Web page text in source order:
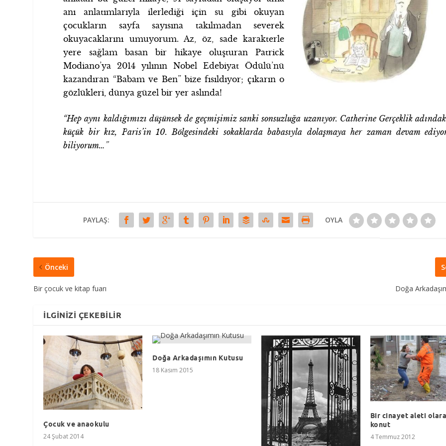
anı anlatımlarıyla ilerlediği için su gibi okuyan
çocukların sayfa sayısına takılmadan severek
okuyacaklarını umuyorum. Az, öz, sade karakterle
yere sağlam basan bir hikaye oluşturan Patrick
Modiano’ya 2014 yılının Nobel Edebiyat Ödülü’nü
kazandıran “Babam ve Ben” bize fısıldıyor; çıkarın o
gözlükleri, dünya güzel bir yer aslında!
“Hep aynı kaldığımızı düşünsek de geçmişimiz sanki sonsuzluğa uzanıyor. Catherine Gerçeklik
küçük bir kız, Paris’in 10. Bölgesindeki sokaklarda babasıyla dolaşmaya her zaman devam
biliyorum…”
PAYLAŞ: OYLA
Önceki
Bir çocuk ve kitap fuarı Doğa
İLGINIZI ÇEKEBILIR
Çocuk ve anaokulu
24 Şubat 2014
Doğa Arkadaşımın Kutusu
18 Kasım 2015
Bir cinayet aleti
konut
4 Temmuz 2012